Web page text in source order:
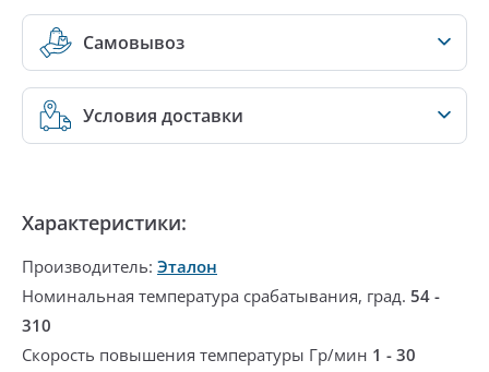
Самовывоз
Условия доставки
Характеристики:
Производитель: Эталон
Номинальная температура срабатывания, град. 54 -
310
Скорость повышения температуры Гр/мин 1 - 30